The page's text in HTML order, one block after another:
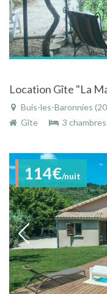
Buis-les-Baronnies (20 km),
Gîte
3 chambres
114€/nuit